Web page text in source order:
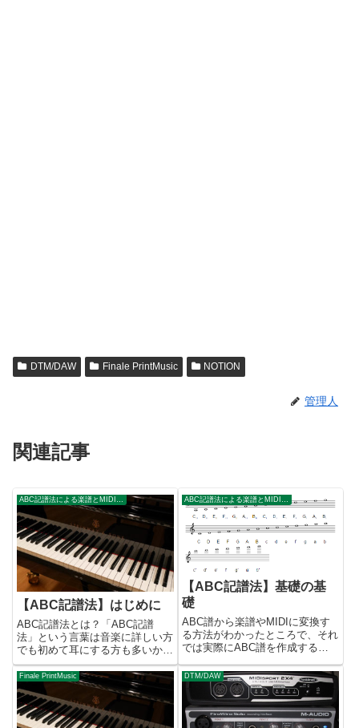
DTM/DAW Finale PrintMusic NOTION
管理人
関連記事
【ABC記譜法】はじめに
ABC記譜法とは？「ABC記譜
法」という言葉は音楽に詳しい方
でも初めて耳にする方も多いかと
思いますが、イギリスのChris
Walshawという人によって1991
年に考案されたテキストによる楽
譜の表現方法のことです。たとえ
ば"CDEF GA...
【ABC記譜法】基礎の基
礎
ABC譜から楽譜やMIDIに変換す
る方法がわかったところで、それ
では実際にABC譜を作成する要
う。本講座では特別な意図がない
限りEasyABCを使っていくもの
としますが、バージョンが古いせ
いかEasyABCの画面...
Finale PrintMusic DTM/DAW